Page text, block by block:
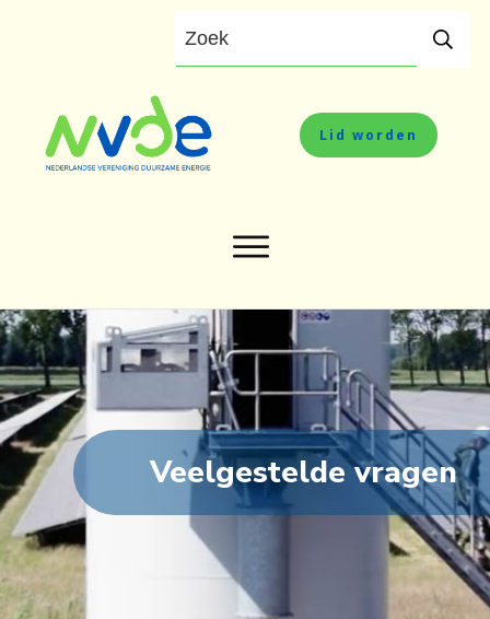
Lid worden
Veelgestelde vragen